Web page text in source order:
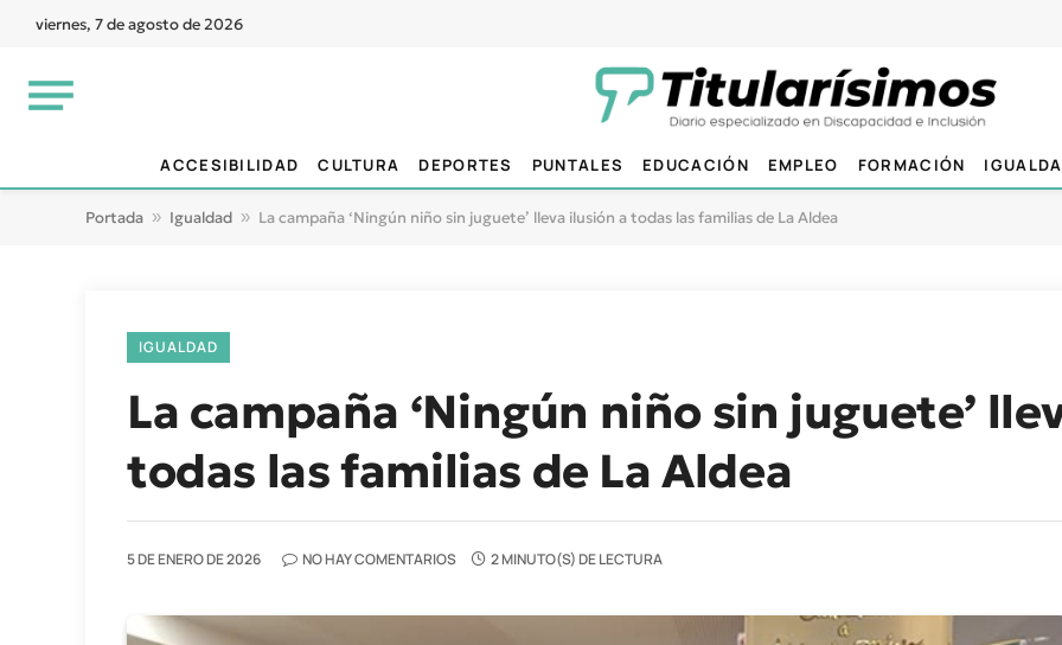
viernes, 7 de agosto de 2026
ACCESIBILIDAD CULTURA DEPORTES PUNTALES EDUCACIÓN EMPLEO FORMACIÓN
Portada » Igualdad » La campaña ‘Ningún niño sin juguete’ lleva ilusión a todas las familias de La Aldea
IGUALDAD
La campaña ‘Ningún niño sin juguete’
todas las familias de La Aldea
5 DE ENERO DE 2026 NO HAY COMENTARIOS 2 MINUTO(S) DE LECTURA